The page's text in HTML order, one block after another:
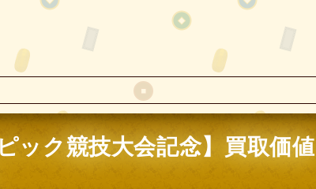
ック競技大会記念】買取価値